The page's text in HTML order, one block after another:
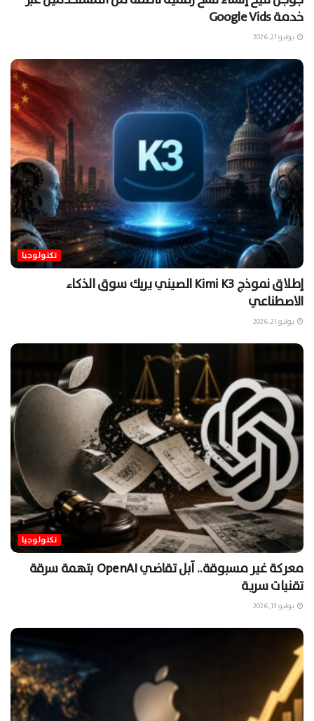
خدمة Google Vids
يوليو 21, 2026
تكنولوجيا
إطلاق نموذج Kimi K3 الصيني يربك سوق الذكاء
الاصطناعي
يوليو 21, 2026
تكنولوجيا
معركة غير مسبوقة.. آبل تقاضي OpenAI بتهمة سرقة
تقنيات سرية
يوليو 13, 2026